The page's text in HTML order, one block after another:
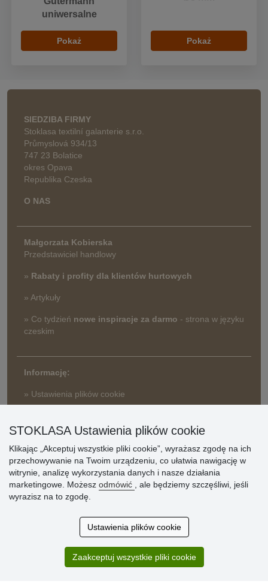
uniwersalne
Pokaż Pokaż
SIEDZIBA FIRMY
Stoklasa textilní galanterie s.r.o.
Průmyslová 934/13
747 23 Bolatice
okres Opava
Republika Czeska
O NAS
Małgorzata Kobierska
Przedstawiciel handlowy
» Rabaty i profity dla klientów hurtowych
» Artykuły
» Co tydzień nowe inspiracje za darmo - strona w języku
czeskim
Informację:
» Ustawienia plików cookie
» Zasady przetwarzania danych osobowych
» Sposób dostawy i płatności
» Reklamacje
» Dlaczego należy się zarejestrować?
» Najczęściej zadawane pytania
klientów
STOKLASA Ustawienia plików cookie
Klikając „Akceptuj wszystkie pliki cookie”, wyrażasz zgodę na ich
przechowywanie na Twoim urządzeniu, co ułatwia nawigację w
witrynie, analizę wykorzystania danych i nasze działania
marketingowe. Możesz odmówić
, ale będziemy szczęśliwi, jeśli
wyrazisz na to zgodę.
Ustawienia plików cookie
Zaakceptuj wszystkie pliki cookie